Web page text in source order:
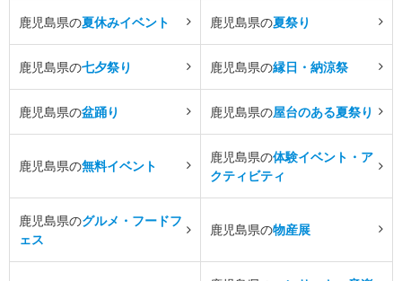
鹿児島県の夏休みイベント 鹿児島県の夏祭り
鹿児島県の七夕祭り 鹿児島県の縁日・納涼祭
鹿児島県の盆踊り 鹿児島県の屋台のある夏祭り
鹿児島県の無料イベント
鹿児島県の体験イベント・ア
クティビティ
鹿児島県のグルメ・フードフ
ェス
鹿児島県の物産展